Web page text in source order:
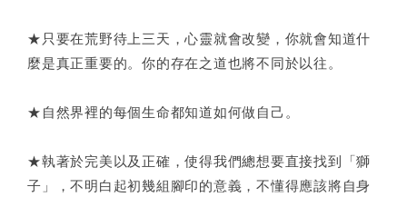
★只要在荒野待上三天，心靈就會改變，你就會知道什
麼是真正重要的。你的存在之道也將不同於以往。
★自然界裡的每個生命都知道如何做自己。
★執著於完美以及正確，使得我們總想要直接找到「獅
子」，不明白起初幾組腳印的意義，不懂得應該將自身